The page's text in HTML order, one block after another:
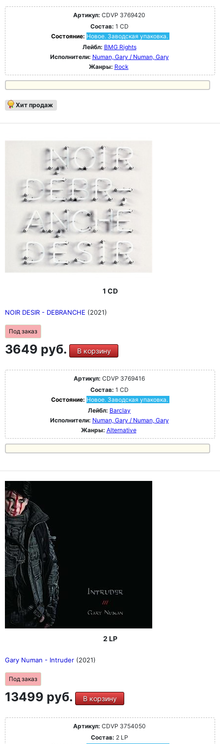
Артикул: CDVP 3769420
Состав: 1 CD
Состояние: Новое. Заводская упаковка.
Лейбл: BMG Rights
Исполнители: Numan, Gary / Numan, Gary
Жанры: Rock
Хит продаж
1 CD
NOIR DESIR - DEBRANCHE (2021)
Под заказ
3649 руб. В корзину
Артикул: CDVP 3769416
Состав: 1 CD
Состояние: Новое. Заводская упаковка.
Лейбл: Barclay
Исполнители: Numan, Gary / Numan, Gary
Жанры: Alternative
2 LP
Gary Numan - Intruder (2021)
Под заказ
13499 руб. В корзину
Артикул: CDVP 3754050
Состав: 2 LP